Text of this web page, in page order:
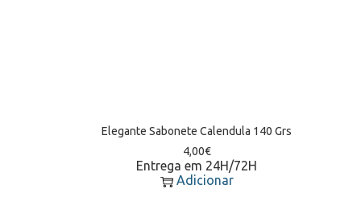
Elegante Sabonete Calendula 140 Grs
4,00€
Entrega em 24H/72H
Adicionar